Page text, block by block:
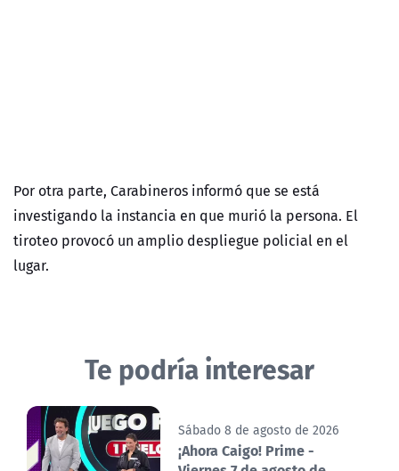
Por otra parte, Carabineros informó que se está
investigando la instancia en que murió la persona. El
tiroteo provocó un amplio despliegue policial en el
lugar.
Te podría interesar
Sábado 8 de agosto de 2026
¡Ahora Caigo! Prime -